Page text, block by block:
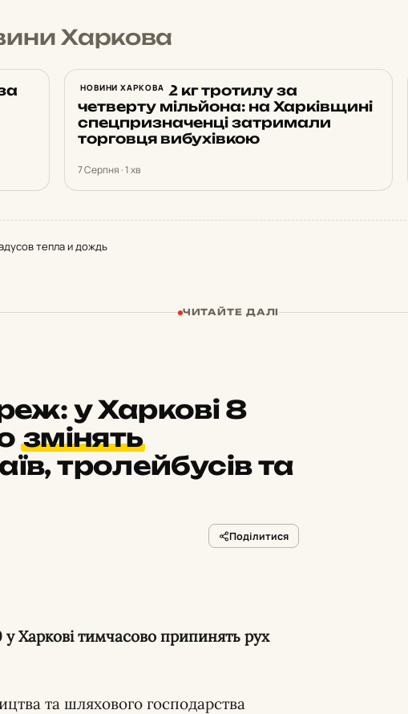
Харкова
НОВИНИ ХАРКОВА
Продав 172 кг тротилу за
четверту мільйона: на Харківщині
спецпризначенці затримали
торговця вибухівкою
7 Серпня · 1 хв
тепла и дождь
ЧИТАЙТЕ ДАЛІ
у Харкові 8
змінять
тролейбусів та
Поділитися
у Харкові тимчасово припинять рух
та шляхового господарства